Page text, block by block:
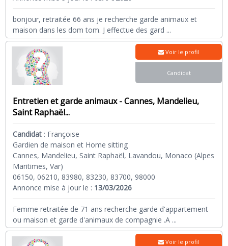
bonjour, retraitée 66 ans je recherche garde animaux et
maison dans les dom tom. J effectue des gard ...
Entretien et garde animaux - Cannes, Mandelieu,
Saint Raphaël...
Candidat : Françoise
Gardien de maison et Home sitting
Cannes, Mandelieu, Saint Raphaël, Lavandou, Monaco (Alpes
Maritimes, Var)
06150, 06210, 83980, 83230, 83700, 98000
Annonce mise à jour le : 13/03/2026
Femme retraitée de 71 ans recherche garde d'appartement
ou maison et garde d'animaux de compagnie .A ...
Voir le profil
Candidat
Voir le profil